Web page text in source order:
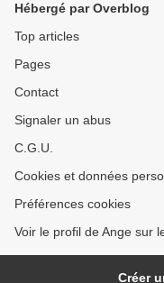
Hébergé par Overblog
Top articles
Pages
Contact
Signaler un abus
C.G.U.
Cookies et données
Préférences cookies
Voir le profil de Ange sur
Créer